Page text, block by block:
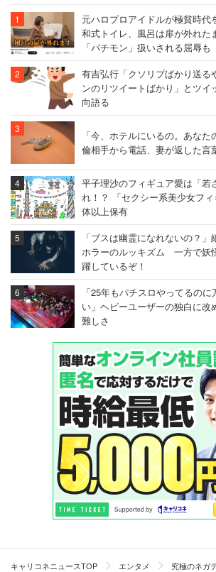
元ハロプロアイドルが極貧時代
和式トイレ、風呂は扉が外れた
「パチモン」扱いされる屈辱も
有吉弘行「クソリプばかり送る
ンのリツイートばかり」とツイ
向語る
「今、ホテルにいるの。あな
倫相手から電話、妻が返した
平子理沙のフィギュア愛は「若
れ！？ 「セクシー系美少女フ
体以上保有
「ブスは幽霊になれないの？
ホラーのルッキズム 一方で妖
躍しているぞ！
「25年もパチスロやってるの
い」ヘビーユーザーの独白に改
難しさ
キャリコネニュースTOP エンタメ 究極のネガ